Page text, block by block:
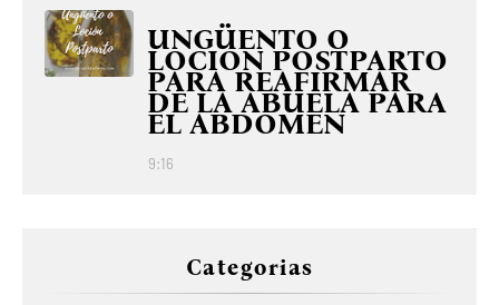
UNGÜENTO O
LOCIÓN POSTPARTO
PARA REAFIRMAR
DE LA ABUELA PARA
EL ABDOMEN
9:16
Categorias